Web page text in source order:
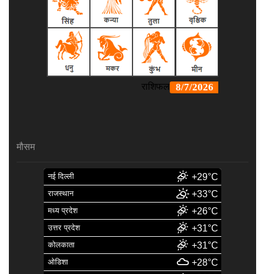
मौसम
नई दिल्ली +29°C
राजस्थान +33°C
मध्य प्रदेश +26°C
उत्तर प्रदेश +31°C
कोलकाता +31°C
ओडिशा +28°C